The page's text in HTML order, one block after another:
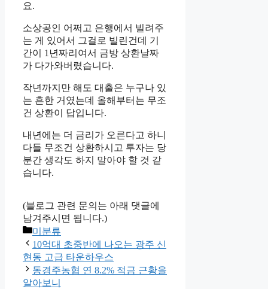
요.
소상공인 어쩌고 은행에서 빌려주
는 게 있어서 그걸로 빌린건데 기
간이 1년짜리여서 금방 상환날짜
가 다가와버렸습니다.
작년까지만 해도 대출은 누구나 있
는 흔한 거였는데 올해부터는 무조
건 상환이 답입니다.
내년에는 더 금리가 오른다고 하니
다들 무조건 상환하시고 투자는 당
분간 생각도 하지 말아야 할 것 같
습니다.
(블로그 관련 문의는 아래 댓글에
남겨주시면 됩니다.)
Categories
미분류
10억대 초중반에 나오는 광주 신
현동 고급 타운하우스
동경주농협 연 8.2% 적금 근황을
알아보니